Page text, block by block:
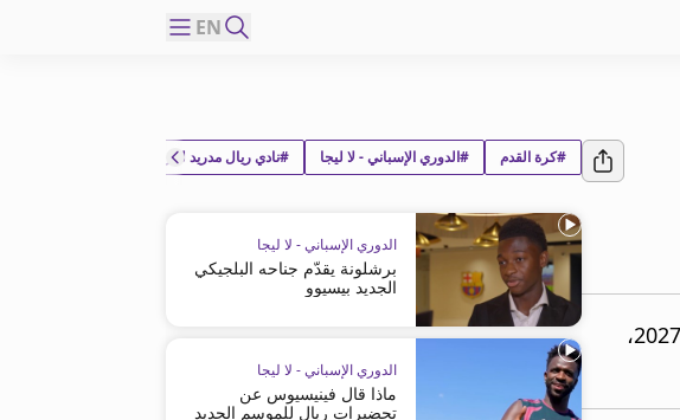
EN
مدد ريال مدريد عقد مدافعه الألماني أنطونيو روديغر لموسم إضافي وتحديداً حتى عام 2027،
#كرة القدم #الدوري الإسباني - لا ليجا #نادي ريال مدريد لكرة القدم
الدوري الإسباني - لا ليجا
برشلونة يقدّم جناحه البلجيكي
الجديد بيسيوو
الدوري الإسباني - لا ليجا
ماذا قال فينيسيوس عن
تحضيرات ريال للموسم الجديد